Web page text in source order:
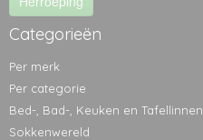
Categorieën
Per merk
Per categorie
Bed-, Bad-, Keuken en Tafellinnen
Sokkenwereld